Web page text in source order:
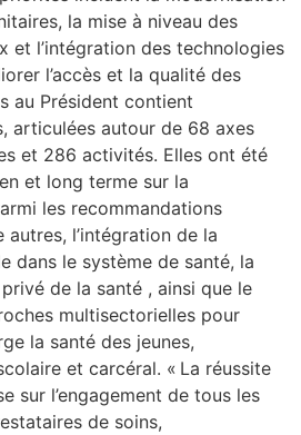
la mise à niveau des
et l’intégration des technologies
l’accès et la qualité des
au Président contient
articulées autour de 68 axes
et 286 activités. Elles ont été
et long terme sur la
les recommandations
l’intégration de la
dans le système de santé, la
de la santé , ainsi que le
multisectorielles pour
la santé des jeunes,
et carcéral. « La réussite
sur l’engagement de tous les
de soins,